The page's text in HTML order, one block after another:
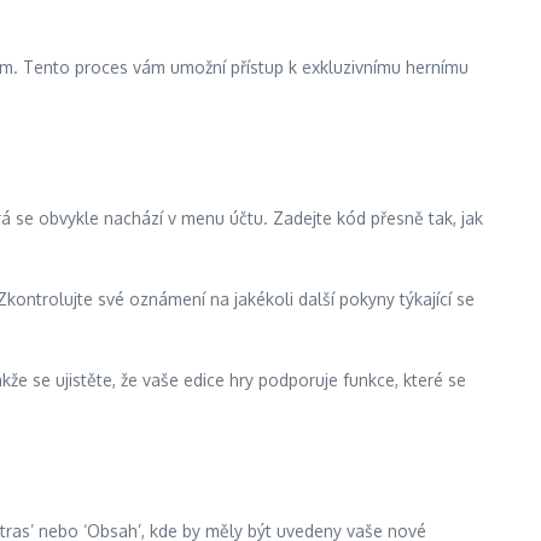
Tento proces vám umožní přístup k exkluzivnímu hernímu
se obvykle nachází v menu účtu. Zadejte kód přesně tak, jak
své oznámení na jakékoli další pokyny týkající se
se ujistěte, že vaše edice hry podporuje funkce, které se
nebo ‘Obsah’, kde by měly být uvedeny vaše nové